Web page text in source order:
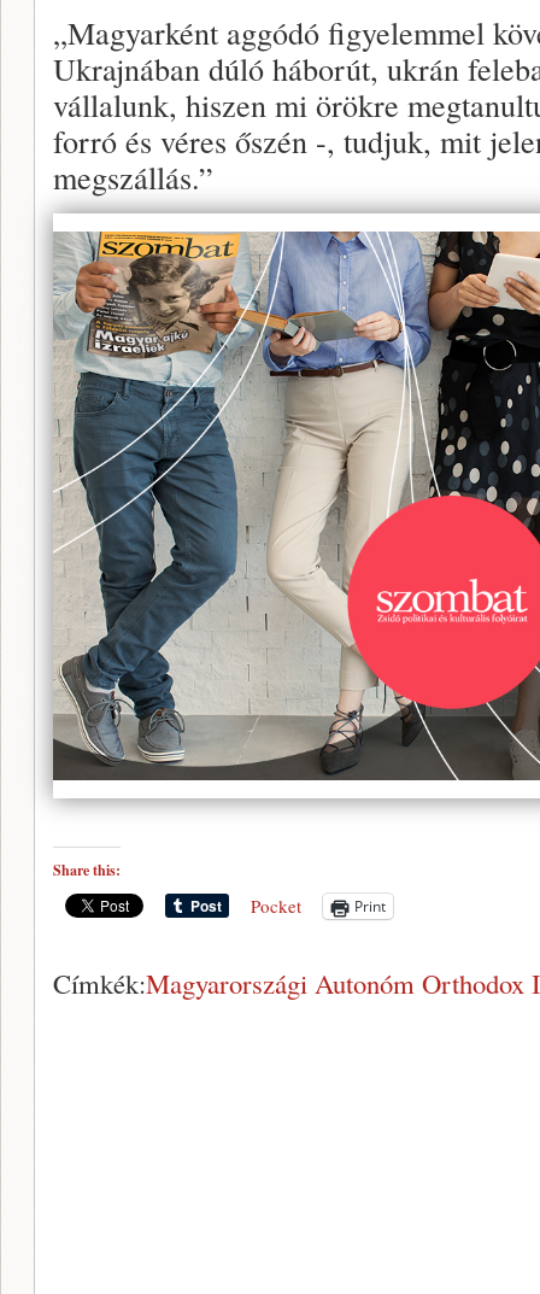
„Magyarként aggódó figyelemmel
Ukrajnában dúló háborút, ukrán
vállalunk, hiszen mi örökre
forró és véres őszén -, tudjuk, mit
megszállás.”
Share this:
Pocket Print
Címkék:Magyarországi Autonóm Orthodox